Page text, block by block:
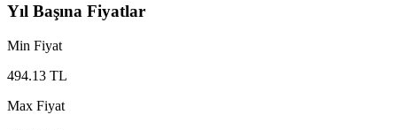
Yıl Başına Fiyatlar
Min Fiyat
494.13 TL
Max Fiyat